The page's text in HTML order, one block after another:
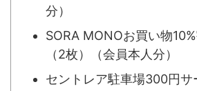
分）
SORA MONOお買い物
（2枚）（会員本人分）
セントレア駐車場300円サ